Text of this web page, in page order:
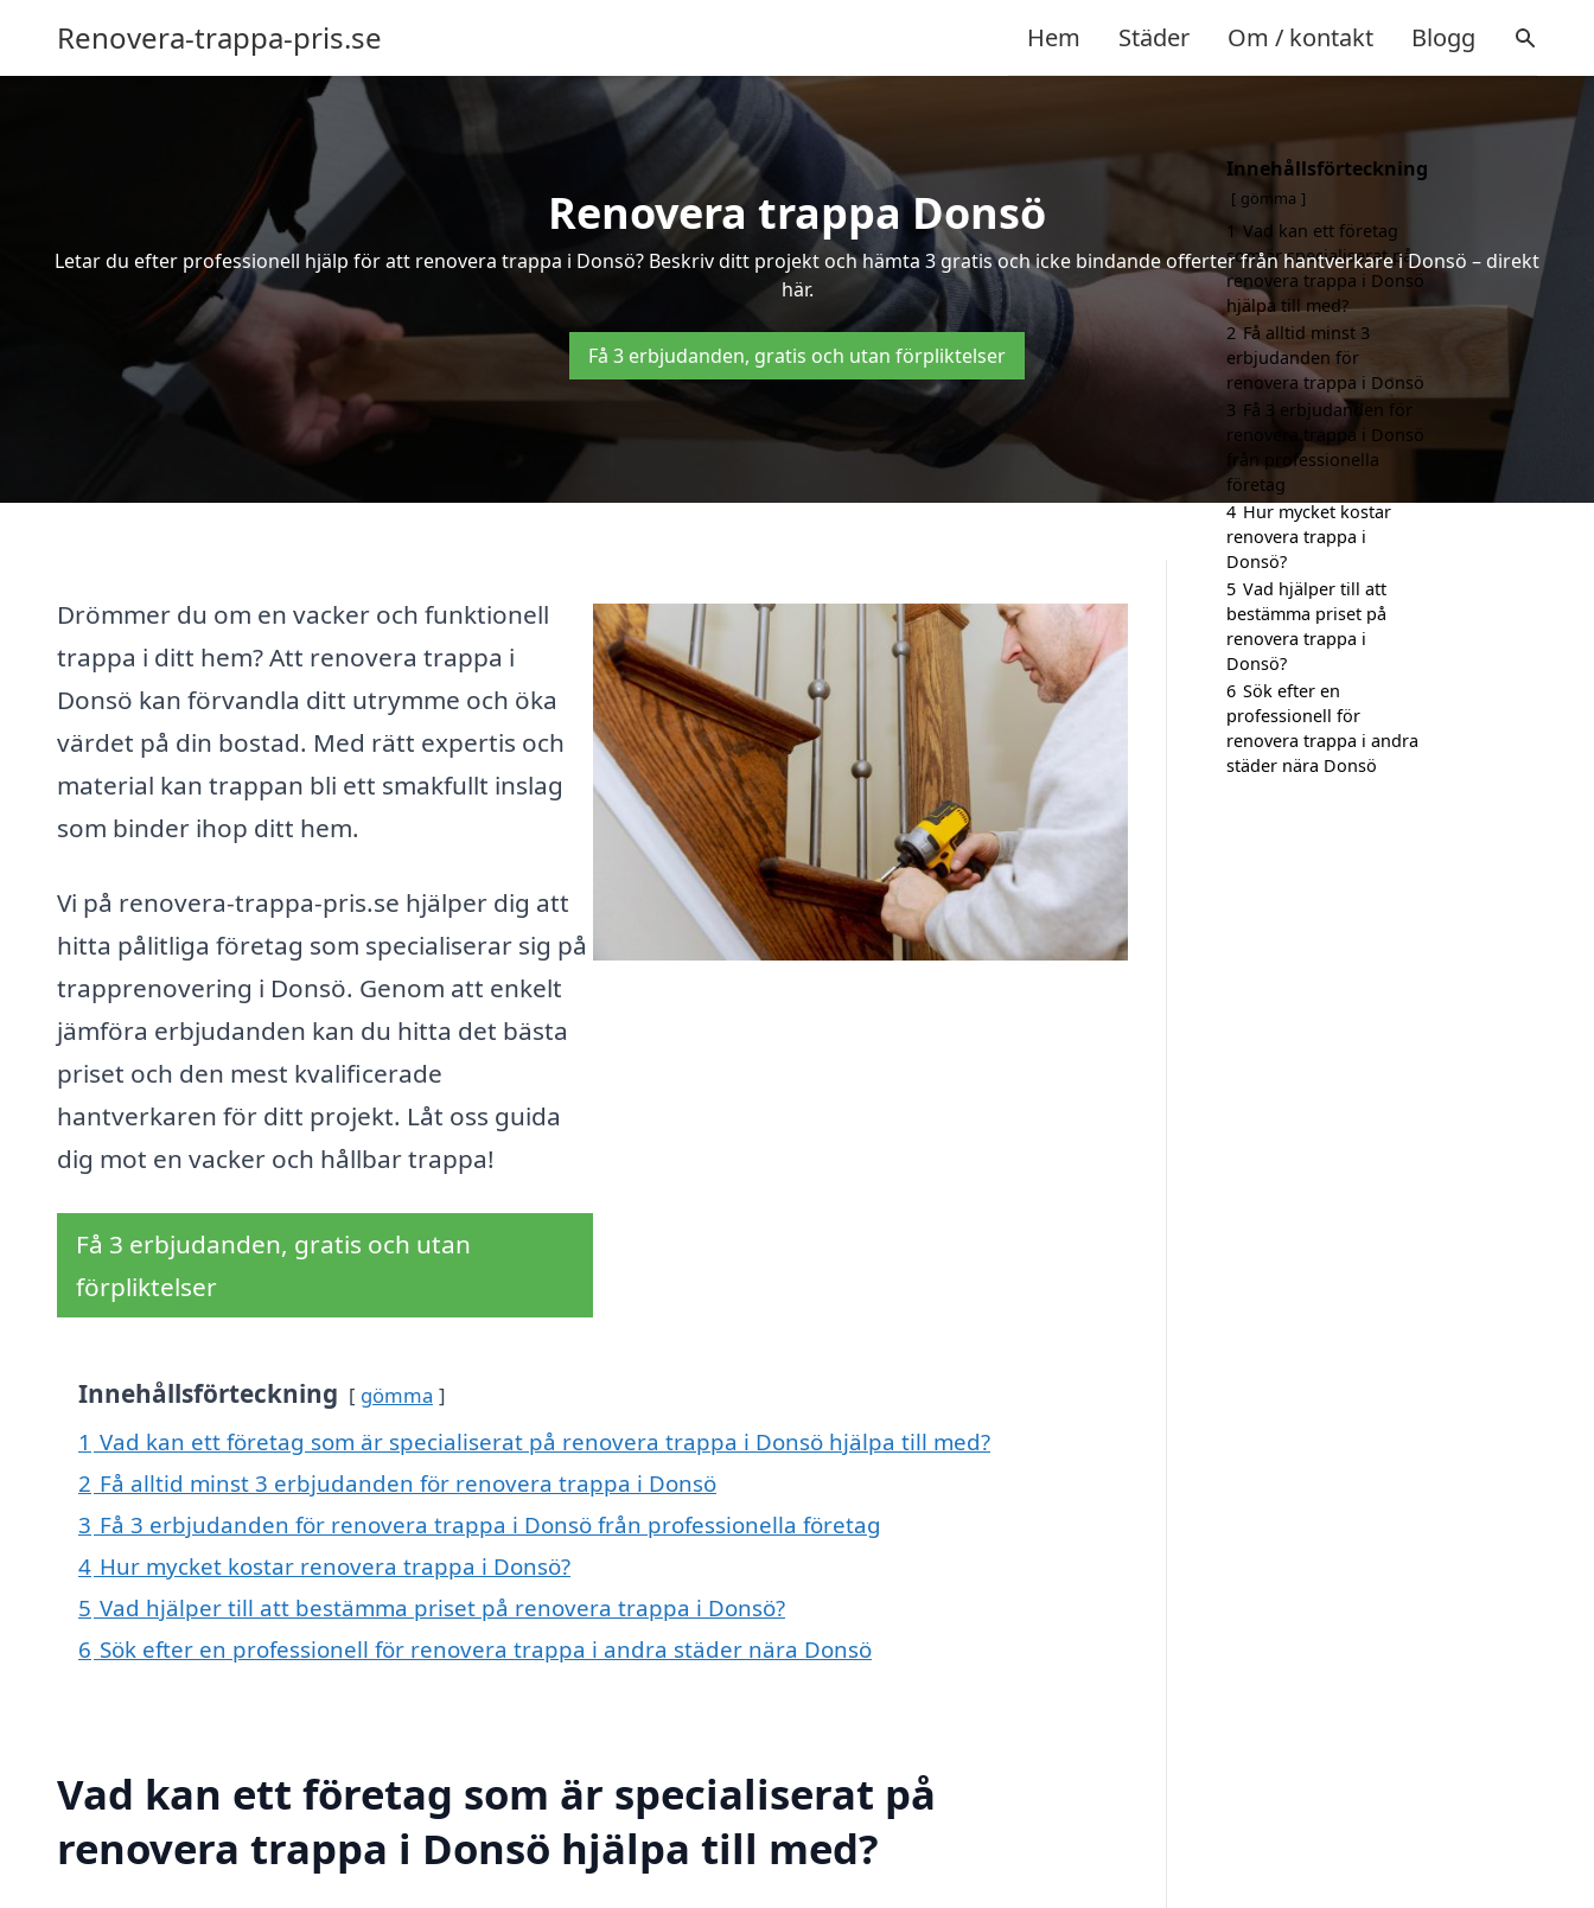
Renovera-trappa-pris.se Hem Städer Om / kontakt Blogg
Renovera trappa Donsö
Letar du efter professionell hjälp för att renovera trappa i Donsö? Beskriv ditt projekt och hämta 3 gratis och icke bindande offerter från hantverkare i Donsö – direkt
här.
Få 3 erbjudanden, gratis och utan förpliktelser
Drömmer du om en vacker och funktionell
trappa i ditt hem? Att renovera trappa i
Donsö kan förvandla ditt utrymme och öka
värdet på din bostad. Med rätt expertis och
material kan trappan bli ett smakfullt inslag
som binder ihop ditt hem.
Vi på renovera-trappa-pris.se hjälper dig att
hitta pålitliga företag som specialiserar sig på
trapprenovering i Donsö. Genom att enkelt
jämföra erbjudanden kan du hitta det bästa
priset och den mest kvalificerade
hantverkaren för ditt projekt. Låt oss guida
dig mot en vacker och hållbar trappa!
Få 3 erbjudanden, gratis och utan
förpliktelser
Innehållsförteckning gömma
1 Vad kan ett företag som är specialiserat på renovera trappa i Donsö hjälpa till med?
2 Få alltid minst 3 erbjudanden för renovera trappa i Donsö
3 Få 3 erbjudanden för renovera trappa i Donsö från professionella företag
4 Hur mycket kostar renovera trappa i Donsö?
5 Vad hjälper till att bestämma priset på renovera trappa i Donsö?
6 Sök efter en professionell för renovera trappa i andra städer nära Donsö
Vad kan ett företag som är specialiserat på
renovera trappa i Donsö hjälpa till med?
Innehållsförteckning
gömma
1 Vad kan ett företag
som är specialiserat på
renovera trappa i Donsö
hjälpa till med?
2 Få alltid minst 3
erbjudanden för
renovera trappa i Donsö
3 Få 3 erbjudanden för
renovera trappa i Donsö
från professionella
företag
4 Hur mycket kostar
renovera trappa i
Donsö?
5 Vad hjälper till att
bestämma priset på
renovera trappa i
Donsö?
6 Sök efter en
professionell för
renovera trappa i andra
städer nära Donsö